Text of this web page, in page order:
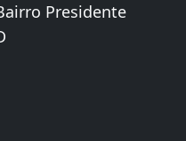
Presidente